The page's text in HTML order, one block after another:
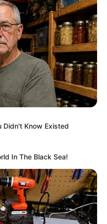
Didn't Know Existed
In The Black Sea!